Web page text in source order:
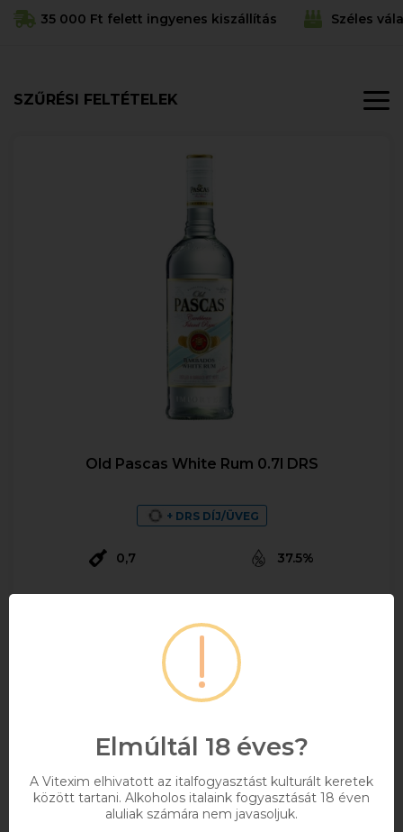
35 000 Ft felett ingyenes kiszállítás Széles
SZŰRÉSI FELTÉTELEK
Old Pascas White Rum 0.7l DRS
+ DRS DÍJ/ÜVEG
0,7 37.5%
4 816 Ft
Bruttó ár
Kosárba
Elmúltál 18 éves?
A Vitexim elhivatott az italfogyasztást kulturált keretek
között tartani. Alkoholos italaink fogyasztását 18 éven
aluliak számára nem javasoljuk.